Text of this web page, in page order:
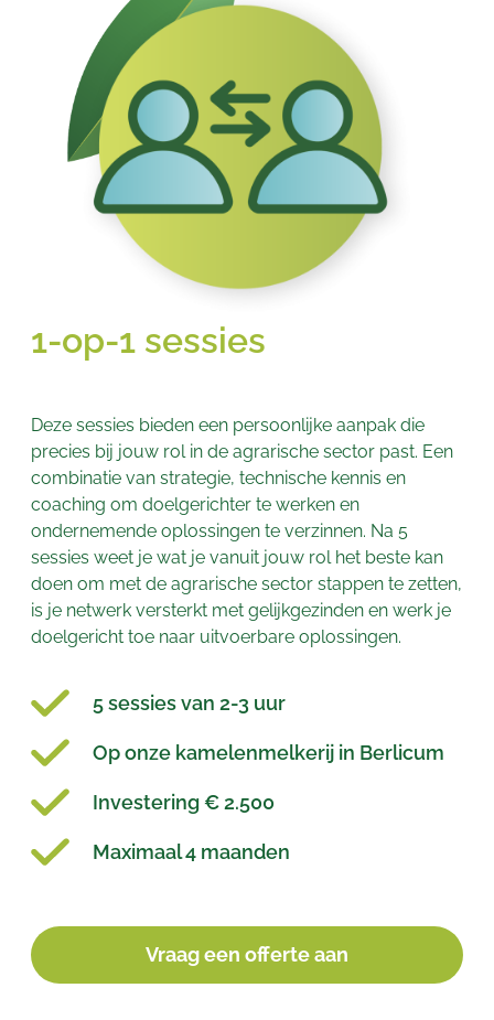
1-op-1 sessies
Deze sessies bieden een persoonlijke aanpak die
precies bij jouw rol in de agrarische sector past. Een
combinatie van strategie, technische kennis en
coaching om doelgerichter te werken en
ondernemende oplossingen te verzinnen. Na 5
sessies weet je wat je vanuit jouw rol het beste kan
doen om met de agrarische sector stappen te zetten,
is je netwerk versterkt met gelijkgezinden en werk je
doelgericht toe naar uitvoerbare oplossingen.
5 sessies van 2-3 uur
Op onze kamelenmelkerij in Berlicum
Investering € 2.500
Maximaal 4 maanden
Vraag een offerte aan